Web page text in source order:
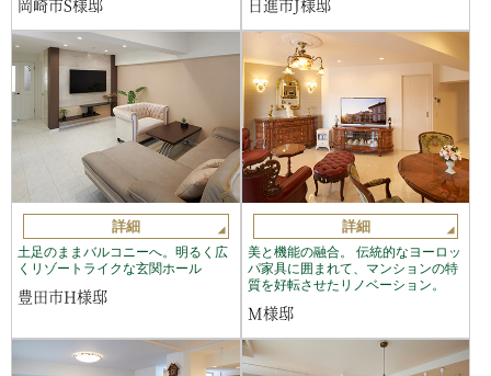
詳細
土足のままバルコニーへ。明るく広
くリゾートライクな玄関ホール
豊田市H様邸
詳細
美と機能の融合。 伝統的なヨーロッ
パ家具に囲まれて、マンションの特
質を好転させたリノベーション。
M様邸